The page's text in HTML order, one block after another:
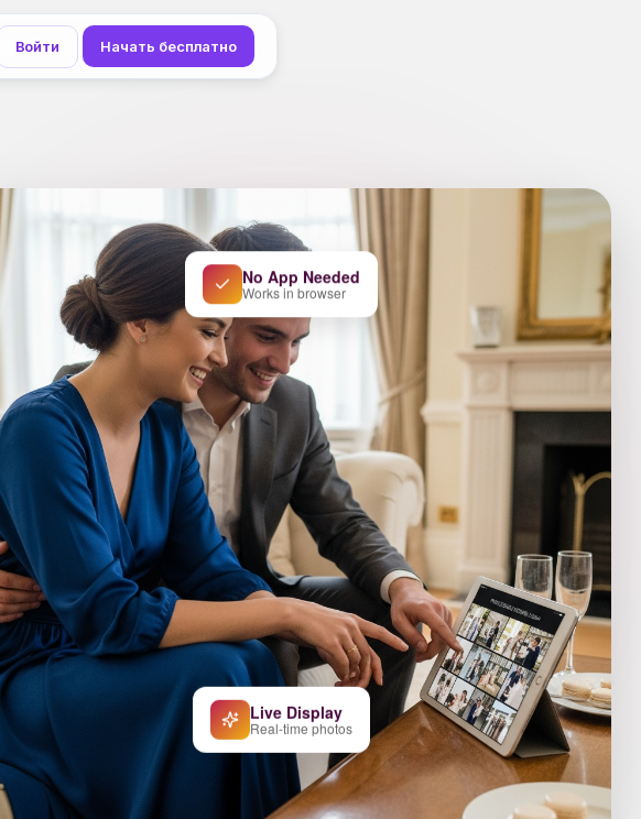
Войти Начать бесплатно
No App Needed
Works in browser
Live Display
Real-time photos